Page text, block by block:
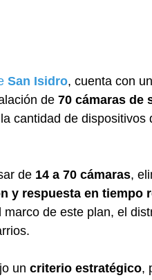
San Isidro, cuenta con
de 70 cámaras de
cantidad de dispositivos
de 14 a 70 cámaras,
y respuesta en tiempo
marco de este plan, el
un criterio estratégico,